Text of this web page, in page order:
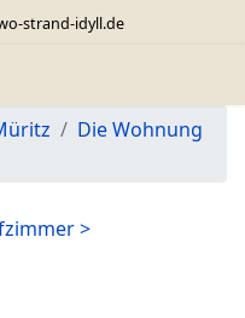
strand-idyll.de
Die Wohnung
>